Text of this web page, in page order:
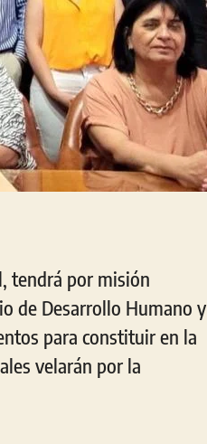
tendrá por misión
de Desarrollo Humano y
para constituir en la
velarán por la